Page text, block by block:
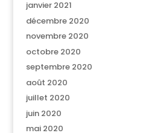
janvier 2021
décembre 2020
novembre 2020
octobre 2020
septembre 2020
août 2020
juillet 2020
juin 2020
mai 2020